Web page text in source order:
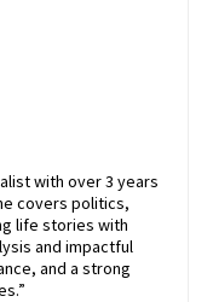
with over 3 years
covers politics,
life stories with
and impactful
and a strong